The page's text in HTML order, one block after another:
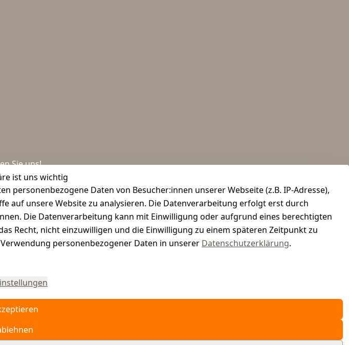
ist uns wichtig
Daten von Besucher:innen unserer Webseite (z.B. IP-Adresse),
auf unsere Website zu analysieren. Die Datenverarbeitung erfolgt erst durch
Die Datenverarbeitung kann mit Einwilligung oder aufgrund eines berechtigten
Recht, nicht einzuwilligen und die Einwilligung zu einem späteren Zeitpunkt zu
personenbezogener Daten in unserer Datenschutzerklärung.
Sie uns!